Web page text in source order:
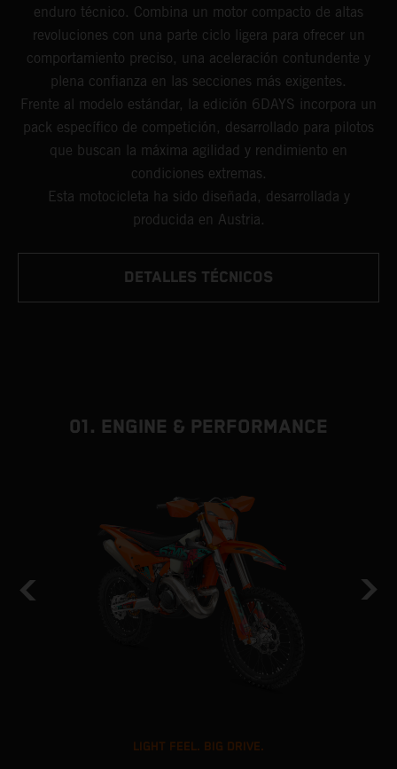
enduro técnico. Combina un motor compacto de altas
revoluciones con una parte ciclo ligera para ofrecer un
comportamiento preciso, una aceleración contundente y
plena confianza en las secciones más exigentes.
Frente al modelo estándar, la edición 6DAYS incorpora un
pack específico de competición, desarrollado para pilotos
que buscan la máxima agilidad y rendimiento en
condiciones extremas.
Esta motocicleta ha sido diseñada, desarrollada y
producida en Austria.
DETALLES TÉCNICOS
01. ENGINE & PERFORMANCE
LIGHT FEEL. BIG DRIVE.